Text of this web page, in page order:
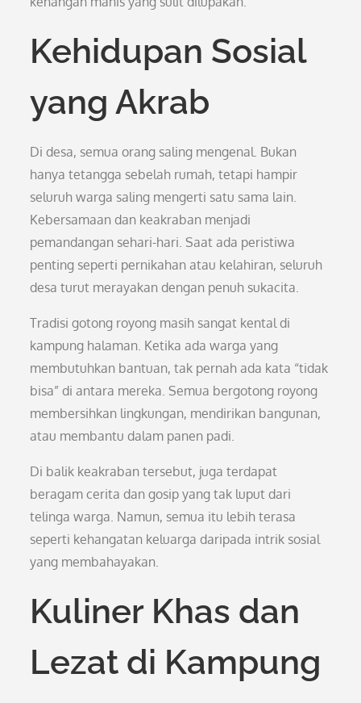
Kehidupan Sosial
yang Akrab
Di desa, semua orang saling mengenal. Bukan
hanya tetangga sebelah rumah, tetapi hampir
seluruh warga saling mengerti satu sama lain.
Kebersamaan dan keakraban menjadi
pemandangan sehari-hari. Saat ada peristiwa
penting seperti pernikahan atau kelahiran, seluruh
desa turut merayakan dengan penuh sukacita.
Tradisi gotong royong masih sangat kental di
kampung halaman. Ketika ada warga yang
membutuhkan bantuan, tak pernah ada kata “tidak
bisa” di antara mereka. Semua bergotong royong
membersihkan lingkungan, mendirikan bangunan,
atau membantu dalam panen padi.
Di balik keakraban tersebut, juga terdapat
beragam cerita dan gosip yang tak luput dari
telinga warga. Namun, semua itu lebih terasa
seperti kehangatan keluarga daripada intrik sosial
yang membahayakan.
Kuliner Khas dan
Lezat di Kampung